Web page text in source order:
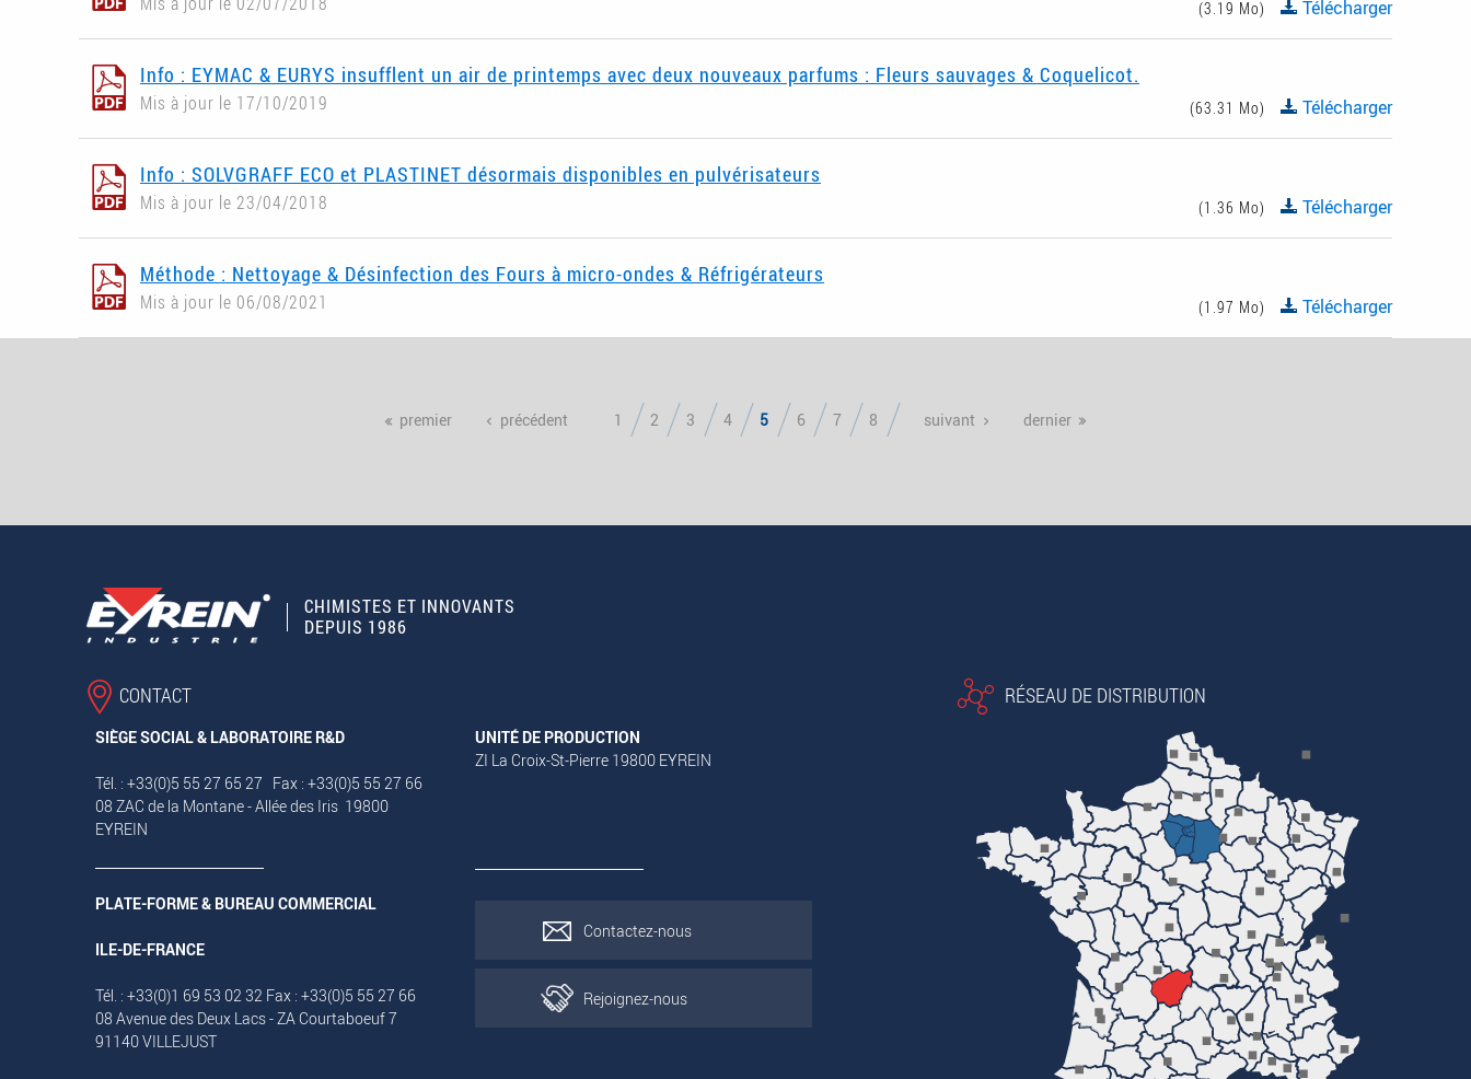
(3.19 Mo) Télécharger
Info : EYMAC & EURYS insufflent un air de printemps avec deux nouveaux parfums : Fleurs sauvages & Coquelicot.
Mis à jour le 17/10/2019 (63.31 Mo) Télécharger
Info : SOLVGRAFF ECO et PLASTINET désormais disponibles en pulvérisateurs
Mis à jour le 23/04/2018 (1.36 Mo) Télécharger
Méthode : Nettoyage & Désinfection des Fours à micro-ondes & Réfrigérateurs
Mis à jour le 06/08/2021 (1.97 Mo) Télécharger
premier précédent 1 2 3 4 5 6 7 8 suivant dernier
CHIMISTES ET INNOVANTS
DEPUIS 1986
CONTACT
SIÈGE SOCIAL & LABORATOIRE R&D
Tél. : +33(0)5 55 27 65 27 Fax : +33(0)5 55 27 66
08 ZAC de la Montane - Allée des Iris 19800
EYREIN
UNITÉ DE PRODUCTION
ZI La Croix-St-Pierre 19800 EYREIN
PLATE-FORME & BUREAU COMMERCIAL
ILE-DE-FRANCE
Tél. : +33(0)1 69 53 02 32 Fax : +33(0)5 55 27 66
08 Avenue des Deux Lacs - ZA Courtaboeuf 7
91140 VILLEJUST
Contactez-nous
Rejoignez-nous
RÉSEAU DE DISTRIBUTION